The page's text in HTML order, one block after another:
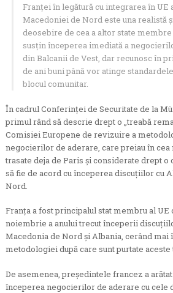
Franței în legătură cu integrarea în UE
Macedoniei de Nord este una realistă
deosebire de cea a altor state
susțin începerea imediată a
din Balcanii de Vest, dar recunosc în
de ani buni până vor atinge
blocul comunitar.
În cadrul Conferinței de Securitate de la
primul rând să descrie drept o „treabă
Comisiei Europene de revizuire a
negocierilor de aderare, care preiau în
trasate deja de Paris și considerate drept o
să fie de acord cu începerea discuțiilor cu
Nord.
Franța a fost principalul stat membru al UE
noiembrie a anului trecut începerii
Macedonia de Nord și Albania, cerând
metodologiei după care sunt purtate aceste
De asemenea, președintele francez a
începerea negocierilor de aderare cu cele